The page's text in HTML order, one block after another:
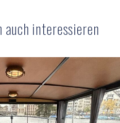
auch interessieren